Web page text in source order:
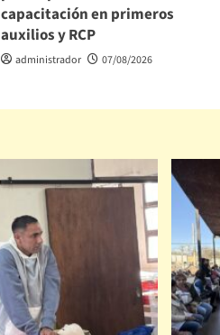
capacitación en primeros
auxilios y RCP
administrador 07/08/2026